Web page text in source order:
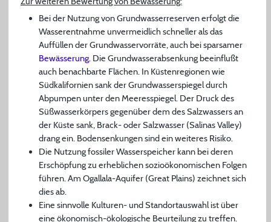
Bei der Nutzung von Grundwasserreserven erfolgt die
Wasserentnahme unvermeidlich schneller als das
Auffüllen der Grundwasservorräte, auch bei sparsamer
Bewässerung. Die Grundwasserabsenkung beeinflußt
auch benachbarte Flächen. In Küstenregionen wie
Südkalifornien sank der Grundwasserspiegel durch
Abpumpen unter den Meeresspiegel. Der Druck des
Süßwasserkörpers gegenüber dem des Salzwassers an
der Küste sank, Brack- oder Salzwasser (Salinas Valley)
drang ein. Bodensenkungen sind ein weiteres Risiko.
Die Nutzung fossiler Wasserspeicher kann bei deren
Erschöpfung zu erheblichen sozioökonomischen Folgen
führen. Am Ogallala-Aquifer (Great Plains) zeichnet sich
dies ab.
Eine sinnvolle Kulturen- und Standortauswahl ist über
eine ökonomisch-ökologische Beurteilung zu treffen.